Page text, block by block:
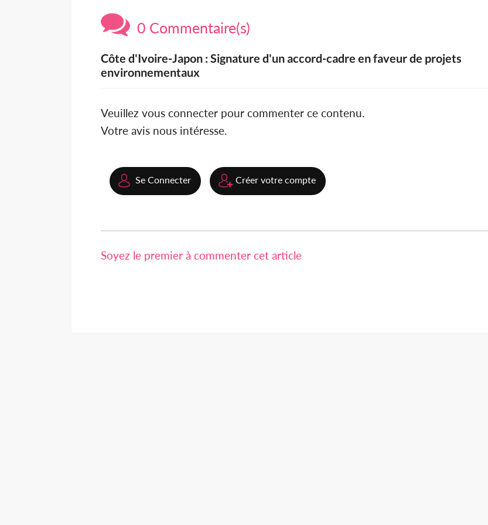
0 Commentaire(s)
Côte d'Ivoire-Japon : Signature d'un accord-cadre en faveur de projets
environnementaux
Veuillez vous connecter pour commenter ce contenu.
Votre avis nous intéresse.
Se Connecter Créer votre compte
Soyez le premier à commenter cet article